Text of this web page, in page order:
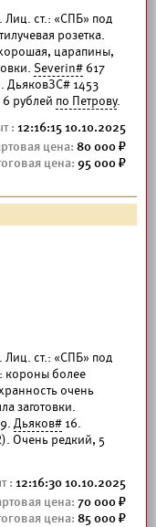
ст.: «СПБ» под
розетка.
царапины,
Severin# 617
ДьяковЗС# 1453
рублей по Петрову.
12:16:15 10.10.2025
80 000
95 000
ст.: «СПБ» под
короны более
очень
заготовки.
Дьяков# 16.
Очень редкий, 5
12:16:30 10.10.2025
70 000
85 000